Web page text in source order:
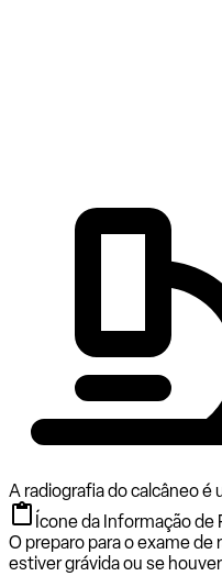
A radiografia do calcâneo é
Ícone da Informação de
O preparo para o exame
estiver grávida ou se